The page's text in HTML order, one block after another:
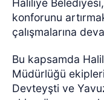
konforunu
çalışmalarına
Bu kapsamda
Müdürlüğü
Devteyşti ve